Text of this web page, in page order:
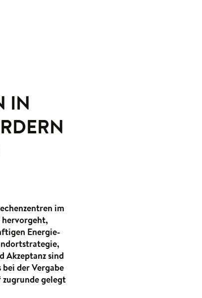
IN
im
hervorgeht,
Energie-
Akzeptanz sind
der Vergabe
zugrunde gelegt